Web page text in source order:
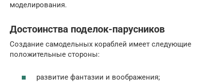
моделирования.
Достоинства поделок-парусников
Создание самодельных кораблей имеет следующие
положительные стороны:
развитие фантазии и воображения;